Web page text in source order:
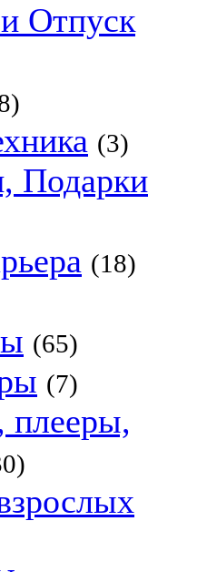
Отпуск
(3)
Подарки
(18)
(65)
(7)
плееры,